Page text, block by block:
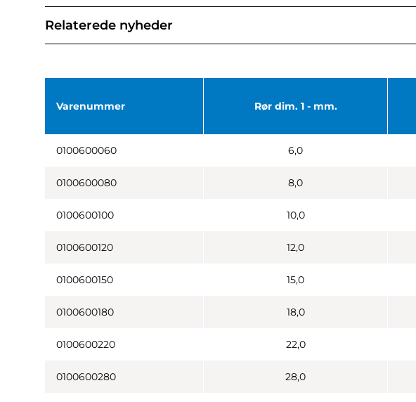
Relaterede nyheder
Varenummer Rør dim. 1 - mm.
0100600060 6,0
0100600080 8,0
0100600100 10,0
0100600120 12,0
0100600150 15,0
0100600180 18,0
0100600220 22,0
0100600280 28,0